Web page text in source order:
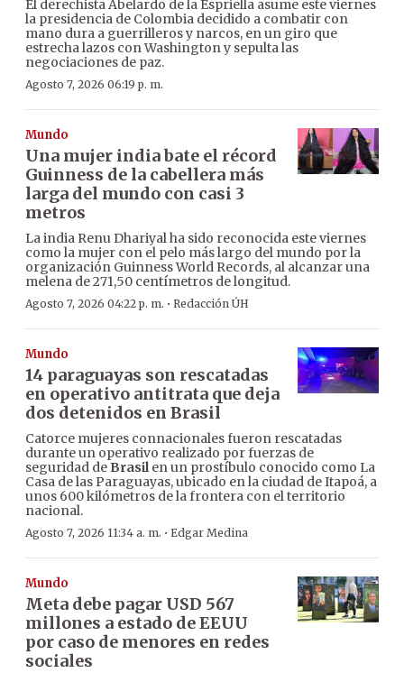
El derechista Abelardo de la Espriella asume este viernes
la presidencia de Colombia decidido a combatir con
mano dura a guerrilleros y narcos, en un giro que
estrecha lazos con Washington y sepulta las
negociaciones de paz.
Agosto 7, 2026 06:19 p. m.
Mundo
Una mujer india bate el récord
Guinness de la cabellera más
larga del mundo con casi 3
metros
La india Renu Dhariyal ha sido reconocida este viernes
como la mujer con el pelo más largo del mundo por la
organización Guinness World Records, al alcanzar una
melena de 271,50 centímetros de longitud.
Agosto 7, 2026 04:22 p. m. · Redacción ÚH
Mundo
14 paraguayas son rescatadas
en operativo antitrata que deja
dos detenidos en Brasil
Catorce mujeres connacionales fueron rescatadas
durante un operativo realizado por fuerzas de
seguridad de Brasilen un prostíbulo conocido como La
Casa de las Paraguayas, ubicado en la ciudad de Itapoá, a
unos 600 kilómetros de la frontera con el territorio
nacional.
Agosto 7, 2026 11:34 a. m. · Edgar Medina
Mundo
Meta debe pagar USD 567
millones a estado de EEUU
por caso de menores en redes
sociales